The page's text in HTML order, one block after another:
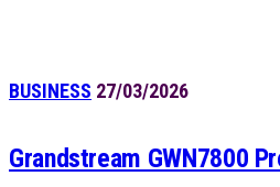
BUSINESS 27/03/2026
Grandstream GWN7800